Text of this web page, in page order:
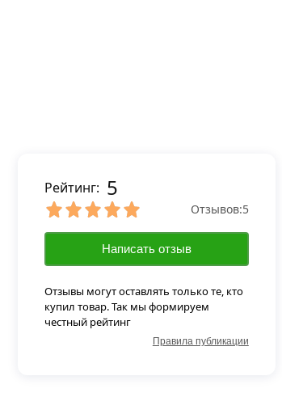
Рейтинг: 5
Отзывов:5
Написать отзыв
Отзывы могут оставлять только те, кто
купил товар. Так мы формируем
честный рейтинг
Правила публикации